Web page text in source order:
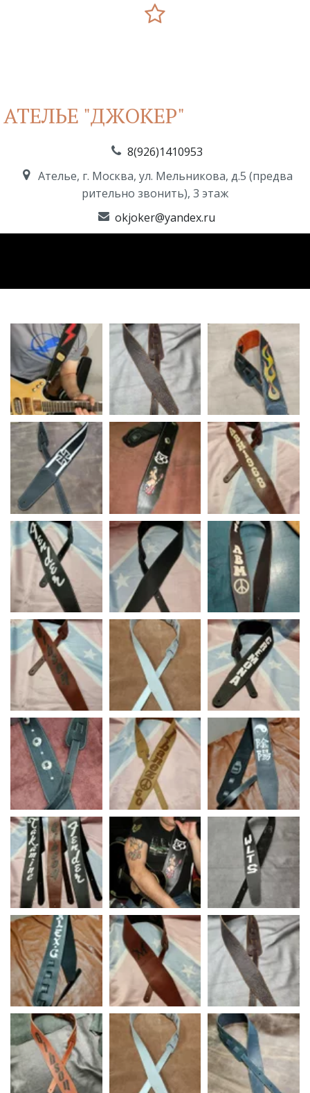
АТЕЛЬЕ "ДЖОКЕР"
8(926)1410953
Ателье, г. Москва, ул. Мельникова, д.5 (предва
рительно звонить), 3 этаж
okjoker@yandex.ru